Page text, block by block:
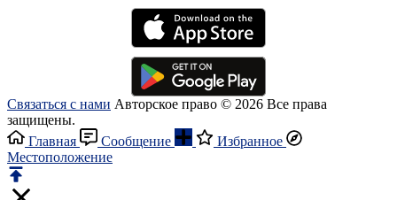
Связаться с нами Авторское право © 2026 Все права
защищены.
Главная
Сообщение
Избранное
Местоположение